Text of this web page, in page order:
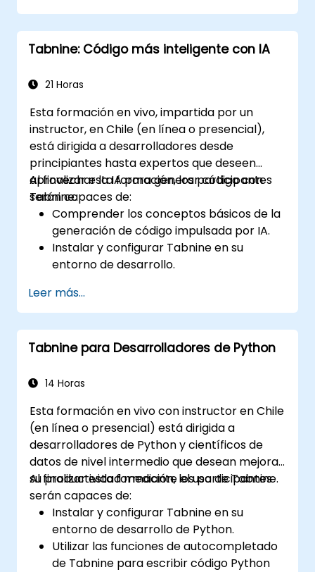
del equipo y las canalizaciones de
desarrollo.
Mejorar la calidad del código y acelerar
perspectivas proporcionadas por
Tabnine: Código más inteligente con IA
21 Horas
Esta formación en vivo, impartida por un
instructor, en Chile (en línea o presencial),
está dirigida a desarrolladores desde
principiantes hasta expertos que deseen
aprovechar la IA para generar código con
Tabnine.
Al finalizar esta formación, los participantes
serán capaces de:
Comprender los conceptos básicos de la
generación de código impulsada por IA.
Instalar y configurar Tabnine en su
entorno de desarrollo.
corregir errores de manera eficiente.
Crear y entrenar modelos de IA
personalizados con Tabnine para tareas
especializadas.
Leer más...
Tabnine para Desarrolladores de Python
14 Horas
Esta formación en vivo con instructor en Chile
(en línea o presencial) está dirigida a
desarrolladores de Python y científicos de
datos de nivel intermedio que desean mejorar
su productividad mediante el uso de Tabnine.
Al finalizar esta formación, los participantes
serán capaces de:
Instalar y configurar Tabnine en su
entorno de desarrollo de Python.
Utilizar las funciones de autocompletado
de Tabnine para escribir código Python